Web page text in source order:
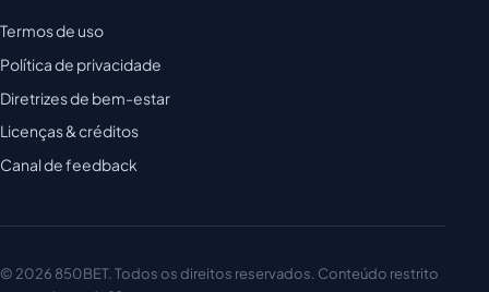
Termos de uso
Política de privacidade
Diretrizes de bem-estar
Licenças & créditos
Canal de feedback
© 2026 850BET. Todos os direitos reservados. Conteúdo restrito